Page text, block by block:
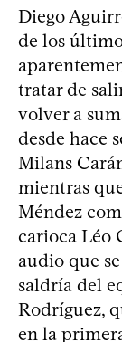
Diego
de los
tratar de
volver a
desde hace
Milans
mientras
Méndez
carioca Léo
audio que
saldría del
Rodríguez,
en la